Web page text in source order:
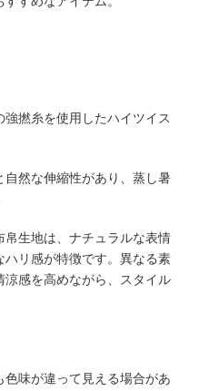
強撚糸を使用したハイツイス
然な伸縮性があり、蒸し暑
帛生地は、ナチュラルな表情
ハリ感が特徴です。異なる素
感を高めながら、スタイル
味が違って見える場合があ